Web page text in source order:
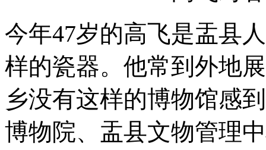
今年47岁的高飞是盂县
样的瓷器。他常到外地
乡没有这样的博物馆感
博物院、盂县文物管理